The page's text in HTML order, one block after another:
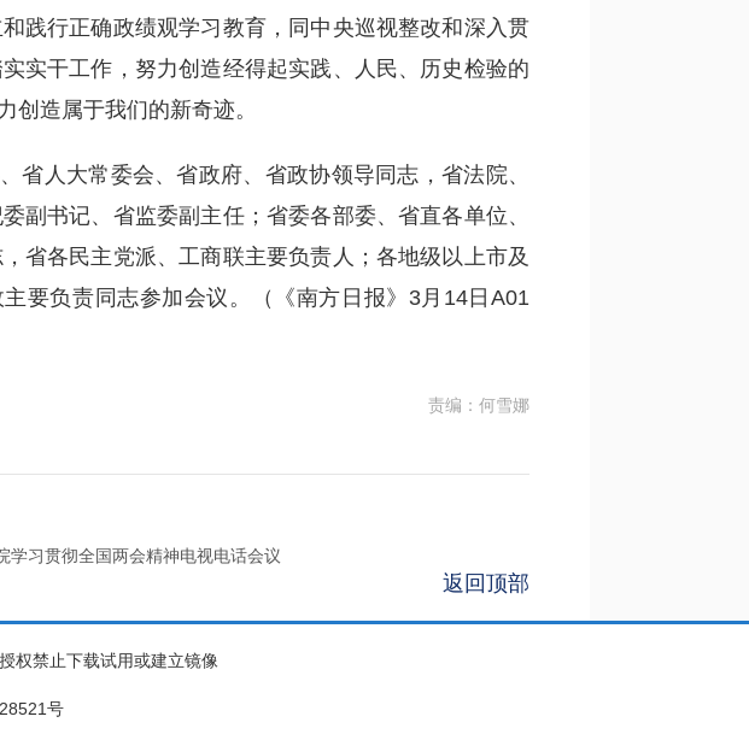
践行正确政绩观学习教育，同中央巡视整改和深入贯
实干工作，努力创造经得起实践、人民、历史检验的
造属于我们的新奇迹。
人大常委会、省政府、省政协领导同志，省法院、
副书记、省监委副主任；省委各部委、省直各单位、
省各民主党派、工商联主要负责人；各地级以上市及
要负责同志参加会议。（《南方日报》3月14日A01
责编：何雪娜
学习贯彻全国两会精神电视电话会议
返回顶部
权禁止下载试用或建立镜像
号